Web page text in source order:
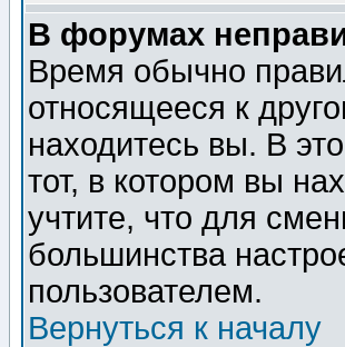
В форумах
Время обычно
относящееся к
находитесь вы. В
тот, в котором вы
учтите, что для
большинства
пользователем.
Вернуться к началу